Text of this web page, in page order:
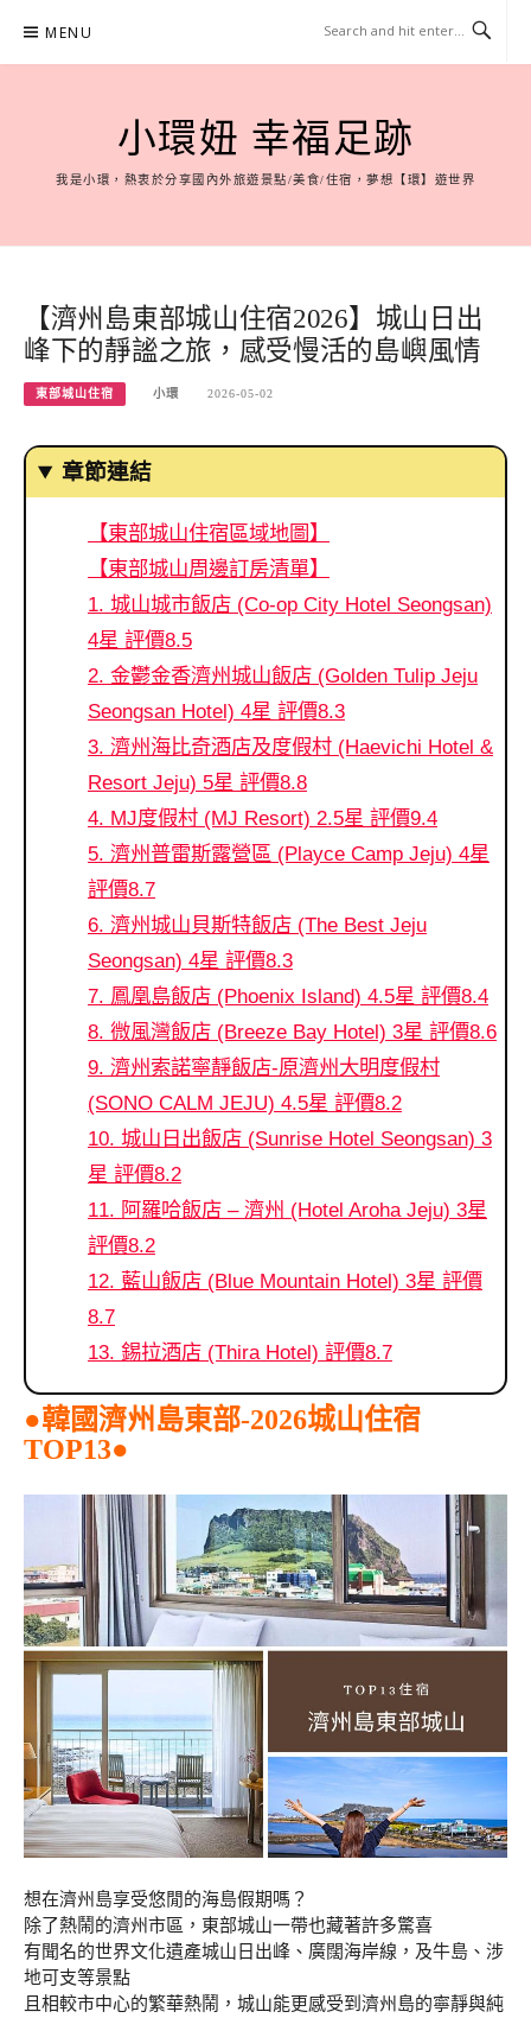
content
MENU
小環妞 幸福足跡
我是小環，熱衷於分享國內外旅遊景點/美食/住宿，夢想【環】遊世界
【濟州島東部城山住宿2026】城山日出
峰下的靜謐之旅，感受慢活的島嶼風情
東部城山住宿 小環 2026-05-02
章節連結
【東部城山住宿區域地圖】
【東部城山周邊訂房清單】
1. 城山城市飯店 (Co-op City Hotel Seongsan)
4星 評價8.5
2. 金鬱金香濟州城山飯店 (Golden Tulip Jeju
Seongsan Hotel) 4星 評價8.3
3. 濟州海比奇酒店及度假村 (Haevichi Hotel &
Resort Jeju) 5星 評價8.8
4. MJ度假村 (MJ Resort) 2.5星 評價9.4
5. 濟州普雷斯露營區 (Playce Camp Jeju) 4星
評價8.7
6. 濟州城山貝斯特飯店 (The Best Jeju
Seongsan) 4星 評價8.3
7. 鳳凰島飯店 (Phoenix Island) 4.5星 評價8.4
8. 微風灣飯店 (Breeze Bay Hotel) 3星 評價8.6
9. 濟州索諾寧靜飯店-原濟州大明度假村
(SONO CALM JEJU) 4.5星 評價8.2
10. 城山日出飯店 (Sunrise Hotel Seongsan) 3
星 評價8.2
11. 阿羅哈飯店 – 濟州 (Hotel Aroha Jeju) 3星
評價8.2
12. 藍山飯店 (Blue Mountain Hotel) 3星 評價
8.7
13. 錫拉酒店 (Thira Hotel) 評價8.7
●韓國濟州島東部-2026城山住宿
TOP13●
想在濟州島享受悠閒的海島假期嗎？
除了熱鬧的濟州市區，東部城山一帶也藏著許多驚喜
有聞名的世界文化遺產城山日出峰、廣闊海岸線，及牛島、涉
地可支等景點
且相較市中心的繁華熱鬧，城山能更感受到濟州島的寧靜與純